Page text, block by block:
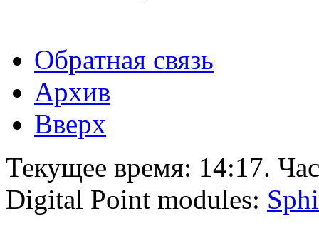
Обратная связь
Архив
Вверх
Текущее время: 14:17.
Digital Point modules: